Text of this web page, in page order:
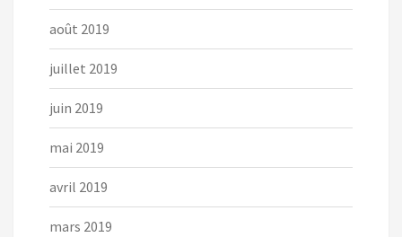
août 2019
juillet 2019
juin 2019
mai 2019
avril 2019
mars 2019